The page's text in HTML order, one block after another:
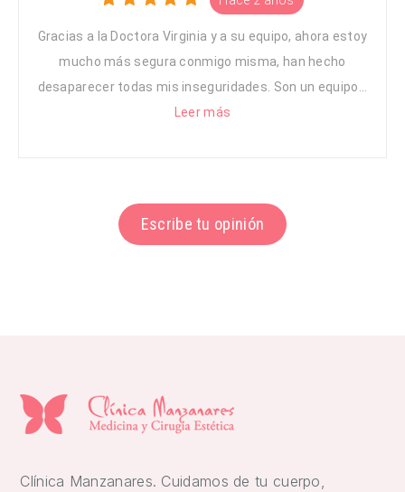
Gracias a la Doctora Virginia y a su equipo, ahora estoy
mucho más segura conmigo misma, han hecho
desaparecer todas mis inseguridades. Son un equipo...
Leer más
Escribe tu opinión
Clínica Manzanares. Cuidamos de tu cuerpo,